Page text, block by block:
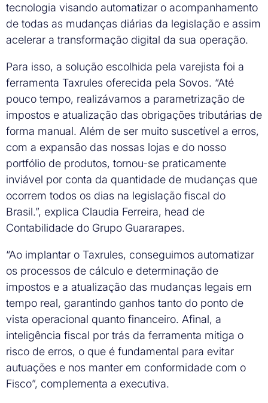
tecnologia visando automatizar o acompanhamento
de todas as mudanças diárias da legislação e assim
acelerar a transformação digital da sua operação.
Para isso, a solução escolhida pela varejista foi a
ferramenta Taxrules oferecida pela Sovos. “Até
pouco tempo, realizávamos a parametrização de
impostos e atualização das obrigações tributárias de
forma manual. Além de ser muito suscetível a erros,
com a expansão das nossas lojas e do nosso
portfólio de produtos, tornou-se praticamente
inviável por conta da quantidade de mudanças que
ocorrem todos os dias na legislação fiscal do
Brasil.”, explica Claudia Ferreira, head de
Contabilidade do Grupo Guararapes.
“Ao implantar o Taxrules, conseguimos automatizar
os processos de cálculo e determinação de
impostos e a atualização das mudanças legais em
tempo real, garantindo ganhos tanto do ponto de
vista operacional quanto financeiro. Afinal, a
inteligência fiscal por trás da ferramenta mitiga o
risco de erros, o que é fundamental para evitar
autuações e nos manter em conformidade com o
Fisco”, complementa a executiva.